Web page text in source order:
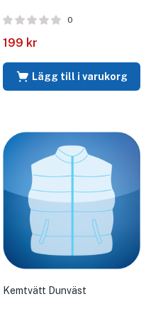
0
199 kr
Lägg till i varukorg
Kemtvätt Dunväst